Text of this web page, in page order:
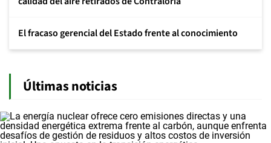
El fracaso gerencial del Estado frente al conocimiento
Últimas noticias